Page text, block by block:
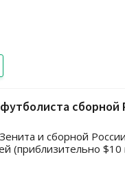
сборной
и сборной
(приблизительно $10